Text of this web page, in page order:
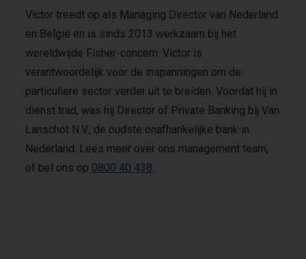
h
e
o
e
w
i
u
k
u
Victor treedt op als Managing Director van Nederland
en België en is sinds 2013 werkzaam bij het
wereldwijde Fisher-concern. Victor is
verantwoordelijk voor de inspanningen om de
particuliere sector verder uit te breiden. Voordat hij in
dienst trad, was hij Director of Private Banking bij Van
Lanschot N.V., de oudste onafhankelijke bank in
Nederland. Lees meer over ons management team,
of bel ons op 0800 40 438.